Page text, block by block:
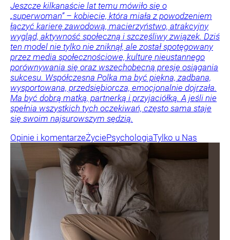
Jeszcze kilkanaście lat temu mówiło się o
„superwoman” – kobiecie, która miała z powodzeniem
łączyć karierę zawodową, macierzyństwo, atrakcyjny
wygląd, aktywność społeczną i szczęśliwy związek. Dziś
ten model nie tylko nie zniknął, ale został spotęgowany
przez media społecznościowe, kulturę nieustannego
porównywania się oraz wszechobecną presję osiągania
sukcesu. Współczesna Polka ma być piękna, zadbana,
wysportowana, przedsiębiorcza, emocjonalnie dojrzała.
Ma być dobrą matką, partnerką i przyjaciółką. A jeśli nie
spełnia wszystkich tych oczekiwań, często sama staje
się swoim najsurowszym sędzią.
Opinie i komentarzeŻyciePsychologiaTylko u Nas